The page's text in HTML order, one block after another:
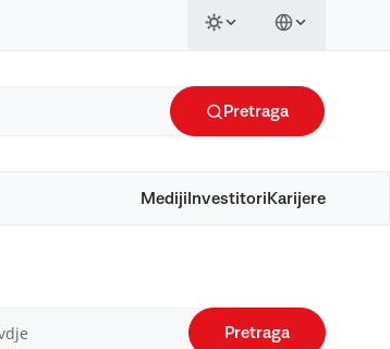
Pretraga
Mediji Investitori Karijere
Pretraga